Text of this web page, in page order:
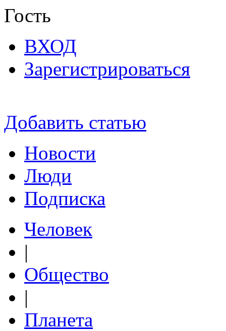
Гость
ВХОД
Зарегистрироваться
Добавить статью
Новости
Люди
Подписка
Человек
|
Общество
|
Планета